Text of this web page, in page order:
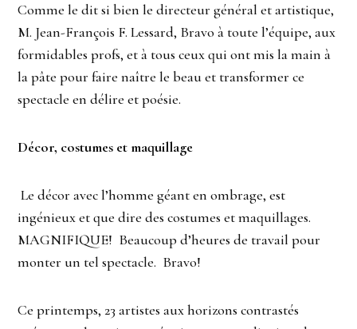
Comme le dit si bien le directeur général et artistique,
M. Jean-François F. Lessard, Bravo à toute l’équipe, aux
formidables profs, et à tous ceux qui ont mis la main à
la pâte pour faire naître le beau et transformer ce
spectacle en délire et poésie.
Décor, costumes et maquillage
Le décor avec l’homme géant en ombrage, est
ingénieux et que dire des costumes et maquillages.
MAGNIFIQUE! Beaucoup d’heures de travail pour
monter un tel spectacle. Bravo!
Ce printemps, 23 artistes aux horizons contrastés